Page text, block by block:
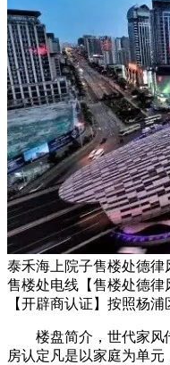
泰禾海上院子售楼处德
售楼处电线【售楼处德
【开辟商认证】按照杨浦
楼盘简介，世代家风
房认定凡是以家庭为单元